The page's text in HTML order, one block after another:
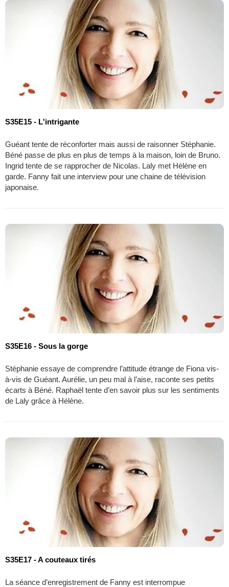
S35E15 - L'intrigante
Guéant tente de réconforter mais aussi de raisonner Stéphanie.
Béné passe de plus en plus de temps à la maison, loin de Bruno.
Ingrid tente de se rapprocher de Nicolas. Laly met Hélène en
garde. Fanny fait une interview pour une chaine de télévision
japonaise.
S35E16 - Sous la gorge
Stéphanie essaye de comprendre l’attitude étrange de Fiona vis-
à-vis de Guéant. Aurélie, un peu mal à l’aise, raconte ses petits
écarts à Béné. Raphaël tente d’en savoir plus sur les sentiments
de Laly grâce à Hélène.
S35E17 - A couteaux tirés
La séance d’enregistrement de Fanny est interrompue